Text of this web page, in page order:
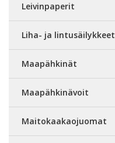
Leivinpaperit
Liha- ja lintusäilykkeet
Maapähkinät
Maapähkinävoit
Maitokaakaojuomat